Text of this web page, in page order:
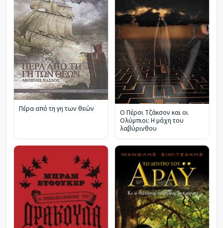
Πέρα από τη γη των θεών
Ο Πέρσι Τζάκσον και οι
Ολύμπιοι: Η μάχη του
λαβύρινθου